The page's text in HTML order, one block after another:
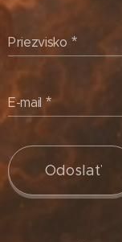
Priezvisko
E-mail
Odoslať